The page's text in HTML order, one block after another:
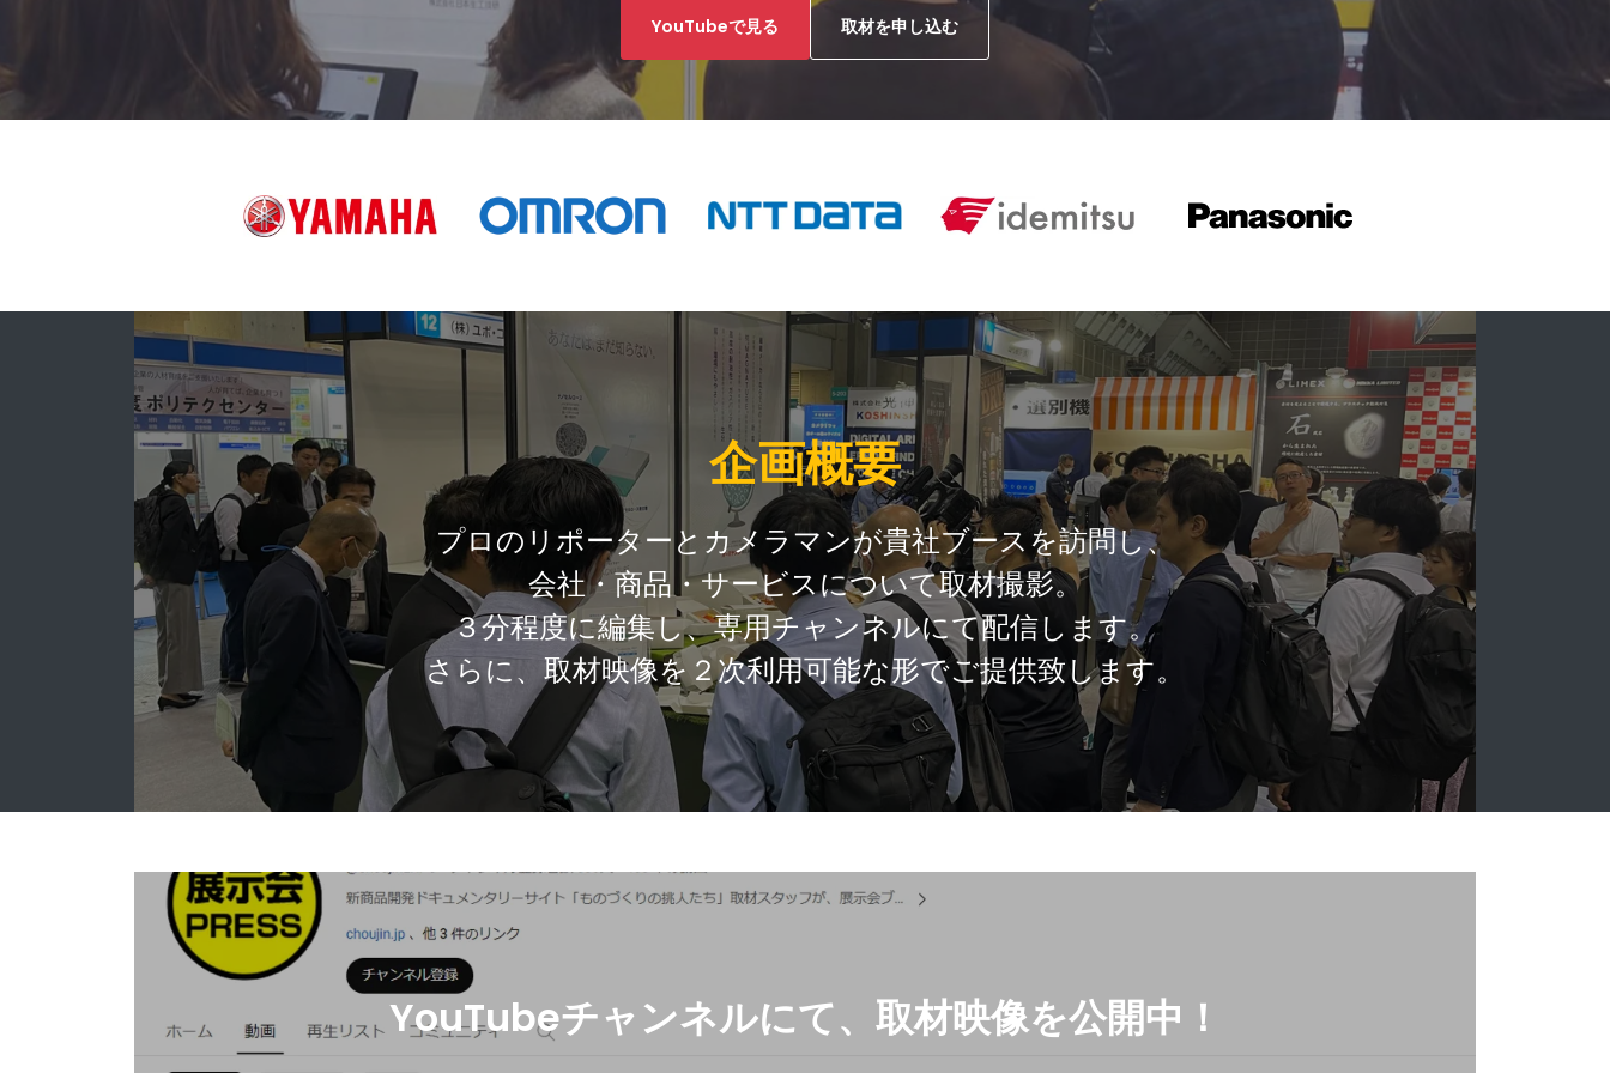
YouTubeで見る 取材を申し込む
企画概要
プロのリポーターとカメラマンが貴社ブースを訪問し、
会社・商品・サービスについて取材撮影。
３分程度に編集し、専用チャンネルにて配信します。
さらに、取材映像を２次利用可能な形でご提供致します。
YouTubeチャンネルにて、取材映像を公開中！